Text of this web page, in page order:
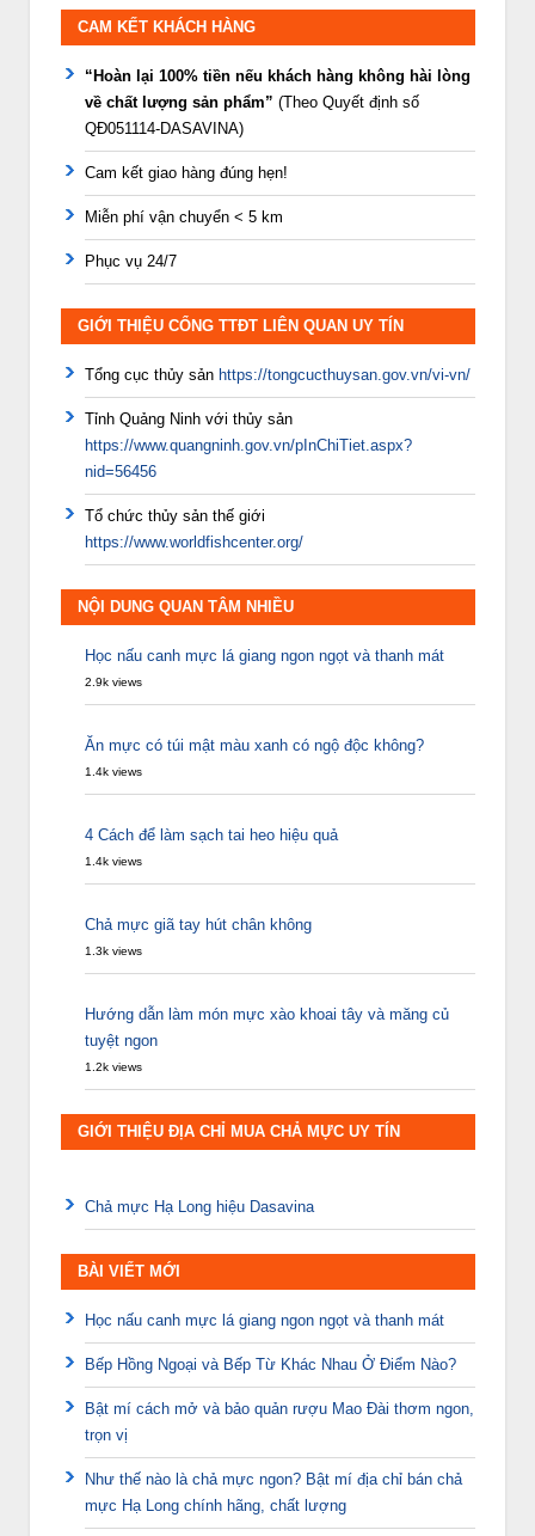
CAM KẾT KHÁCH HÀNG
“Hoàn lại 100% tiền nếu khách hàng không hài lòng
về chất lượng sản phẩm” (Theo Quyết định số
QĐ051114-DASAVINA)
Cam kết giao hàng đúng hẹn!
Miễn phí vận chuyển < 5 km
Phục vụ 24/7
GIỚI THIỆU CỔNG TTĐT LIÊN QUAN UY TÍN
Tổng cục thủy sản https://tongcucthuysan.gov.vn/vi-vn/
Tỉnh Quảng Ninh với thủy sản
https://www.quangninh.gov.vn/pInChiTiet.aspx?
nid=56456
Tổ chức thủy sản thế giới
https://www.worldfishcenter.org/
NỘI DUNG QUAN TÂM NHIỀU
Học nấu canh mực lá giang ngon ngọt và thanh mát
2.9k views
Ăn mực có túi mật màu xanh có ngộ độc không?
1.4k views
4 Cách để làm sạch tai heo hiệu quả
1.4k views
Chả mực giã tay hút chân không
1.3k views
Hướng dẫn làm món mực xào khoai tây và măng củ
tuyệt ngon
1.2k views
GIỚI THIỆU ĐỊA CHỈ MUA CHẢ MỰC UY TÍN
Chả mực Hạ Long hiệu Dasavina
BÀI VIẾT MỚI
Học nấu canh mực lá giang ngon ngọt và thanh mát
Bếp Hồng Ngoại và Bếp Từ Khác Nhau Ở Điểm Nào?
Bật mí cách mở và bảo quản rượu Mao Đài thơm ngon,
trọn vị
Như thế nào là chả mực ngon? Bật mí địa chỉ bán chả
mực Hạ Long chính hãng, chất lượng